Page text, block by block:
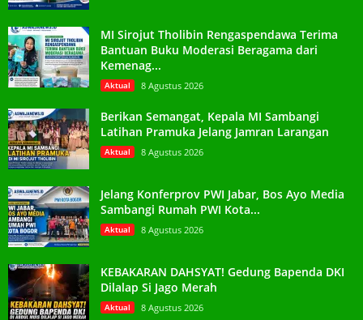
MI Sirojut Tholibin Rengaspendawa Terima
Bantuan Buku Moderasi Beragama dari
Kemenag...
Aktual 8 Agustus 2026
Berikan Semangat, Kepala MI Sambangi
Latihan Pramuka Jelang Jamran Larangan
Aktual 8 Agustus 2026
Jelang Konferprov PWI Jabar, Bos Ayo Media
Sambangi Rumah PWI Kota...
Aktual 8 Agustus 2026
KEBAKARAN DAHSYAT! Gedung Bapenda DKI
Dilalap Si Jago Merah
Aktual 8 Agustus 2026